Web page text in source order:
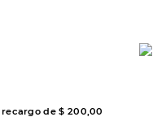
recargo de$ 200 ,00